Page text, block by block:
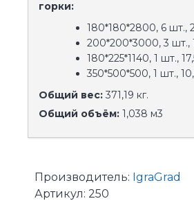
горки:
180*180*2800, 6 шт.,
200*200*3000, 3 шт.,
180*225*1140, 1 шт.,
350*500*500, 1 шт.,
Общий вес: 371,19 кг.
Общий объём: 1,038 м3
Производитель: IgraGrad
Артикул: 250